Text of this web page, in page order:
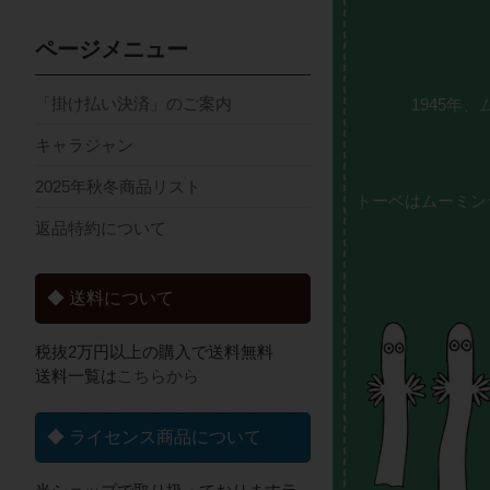
1945年、
トーベはムーミ
ページメニュー
「掛け払い決済」のご案内
キャラジャン
2025年秋冬商品リスト
返品特約について
◆ 送料について
税抜2万円以上の購入で送料無料
送料一覧は こちらから
◆ ライセンス商品について